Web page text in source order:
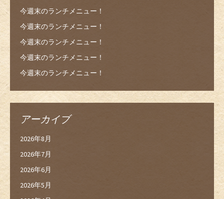
今週末のランチメニュー！
今週末のランチメニュー！
今週末のランチメニュー！
今週末のランチメニュー！
今週末のランチメニュー！
アーカイブ
2026年8月
2026年7月
2026年6月
2026年5月